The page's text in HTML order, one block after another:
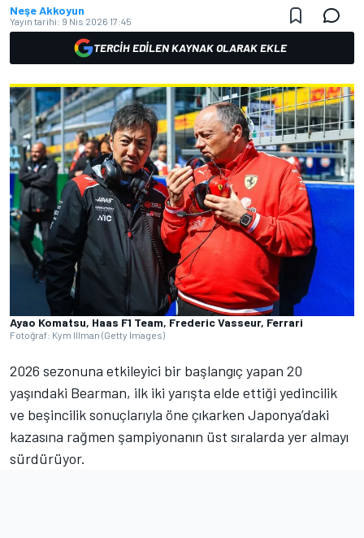
Neşe Akkoyun
Yayın tarihi: 9 Nis 2026 17:45
TERCIH EDILEN KAYNAK OLARAK EKLE
Ayao Komatsu, Haas F1 Team, Frederic Vasseur, Ferrari
Fotoğraf: Kym Illman (Getty Images)
2026 sezonuna etkileyici bir başlangıç yapan 20
yaşındaki Bearman, ilk iki yarışta elde ettiği yedincilik
ve beşincilik sonuçlarıyla öne çıkarken Japonya’daki
kazasına rağmen şampiyonanın üst sıralarda yer almayı
sürdürüyor.